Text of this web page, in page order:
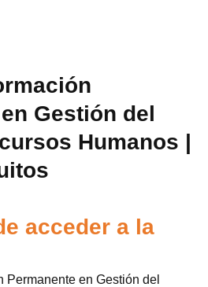
Gestión del
Humanos |
acceder a la
Permanente en Gestión del